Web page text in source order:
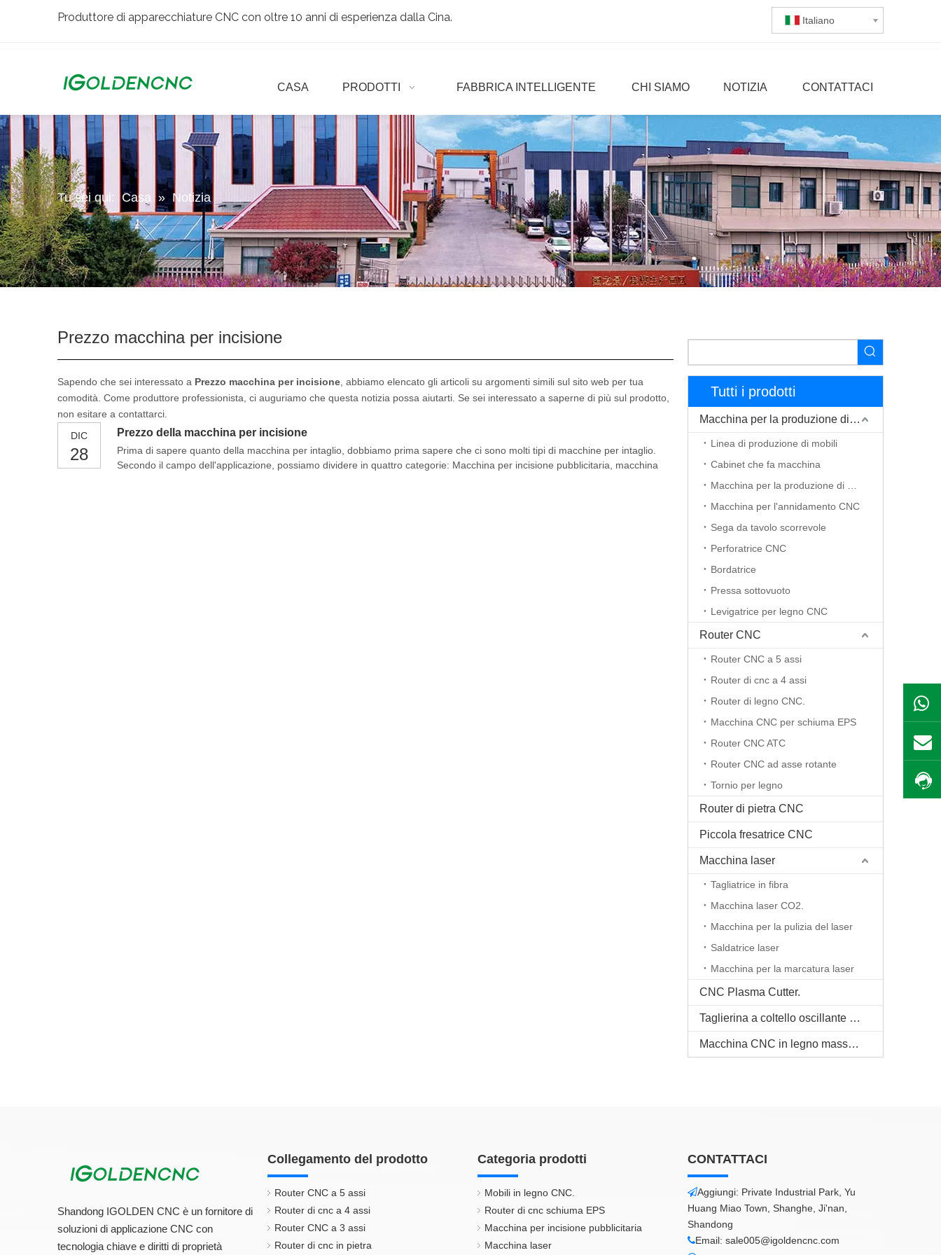
Produttore di apparecchiature CNC con oltre 10 anni di esperienza dalla Cina. Italiano
CASA PRODOTTI FABBRICA INTELLIGENTE CHI SIAMO NOTIZIA CONTATTACI
Tu sei qui: Casa » Notizia
Prezzo macchina per incisione
Sapendo che sei interessato a Prezzo macchina per incisione , abbiamo elencato gli articoli su argomenti simili sul sito web per tua
comodità. Come produttore professionista, ci auguriamo che questa notizia possa aiutarti. Se sei interessato a saperne di più sul prodotto,
non esitare a contattarci.
DIC
28
Prezzo della macchina per incisione
Prima di sapere quanto della macchina per intaglio, dobbiamo prima sapere che ci sono molti tipi di macchine per intaglio.
Secondo il campo dell'applicazione, possiamo dividere in quattro categorie: Macchina per incisione pubblicitaria, macchina
Tutti i prodotti
Macchina per la produzione di mobili
Linea di produzione di mobili
Cabinet che fa macchina
Macchina per l'annidamento CNC
Sega da tavolo scorrevole
Perforatrice CNC
Bordatrice
Pressa sottovuoto
Levigatrice per legno CNC
Router CNC
Router CNC a 5 assi
Router di cnc a 4 assi
Router di legno CNC.
Macchina CNC per schiuma EPS
Router CNC ATC
Router CNC ad asse rotante
Tornio per legno
Router di pietra CNC
Piccola fresatrice CNC
Macchina laser
Tagliatrice in fibra
Macchina laser CO2.
Macchina per la pulizia del laser
Saldatrice laser
Macchina per la marcatura laser
CNC Plasma Cutter.
Taglierina a coltello oscillante CNC
Macchina CNC in legno massello
Shandong IGOLDEN CNC è un fornitore di
soluzioni di applicazione CNC con
tecnologia chiave e diritti di proprietà
Collegamento del prodotto
Router CNC a 5 assi
Router di cnc a 4 assi
Router CNC a 3 assi
Router di cnc in pietra
Categoria prodotti
Mobili in legno CNC.
Router di cnc schiuma EPS
Macchina per incisione pubblicitaria
Macchina laser
CONTATTACI
Aggiungi: Private Industrial Park, Yu
Huang Miao Town, Shanghe, Ji'nan,
Shandong
Email: sale005@igoldencnc.com